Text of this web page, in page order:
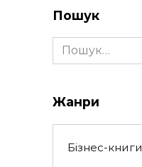
Пошук
Search
for:
Жанри
Бізнес-книги